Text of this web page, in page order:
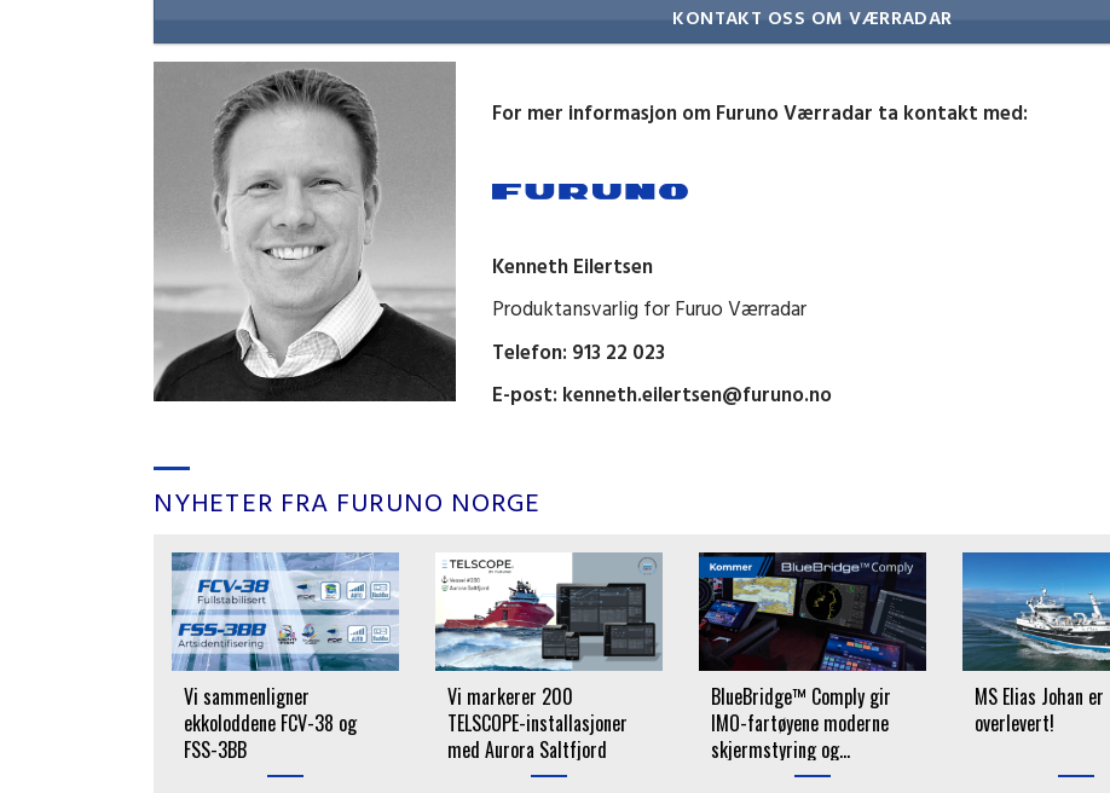
KONTAKT OSS OM VÆRRADAR
For mer informasjon om Furuno Værradar ta kontakt med:
Kenneth Eilertsen
Produktansvarlig for Furuo Værradar
Telefon: 913 22 023
E-post: kenneth.eilertsen@furuno.no
NYHETER FRA FURUNO NORGE
Vi sammenligner
ekkoloddene FCV-38 og
FSS-3BB
Vi markerer 200
TELSCOPE-installasjoner
med Aurora Saltfjord
BlueBridge™ Comply gir
IMO-fartøyene moderne
skjermstyring og
sentralisert betjening
MS Elias Johan er
overlevert!